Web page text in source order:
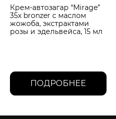
Крем-автозагар “Mirage”
35х bronzer с маслом
жожоба, экстрактами
розы и эдельвейса, 15 мл
ПОДРОБНЕЕ